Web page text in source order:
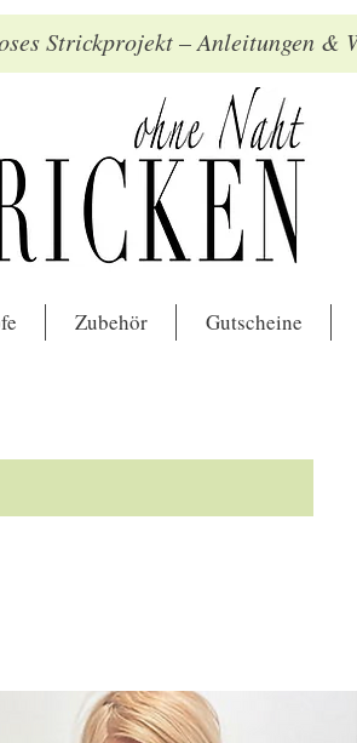
Strickprojekt – Anleitungen &
Zubehör Gutscheine